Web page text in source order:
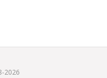
2026